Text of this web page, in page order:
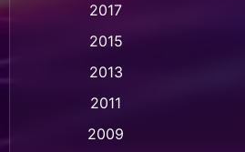
2017
2015
2013
2011
2009